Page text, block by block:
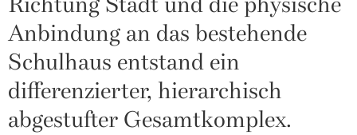
Anbindung an das bestehende
Schulhaus entstand ein
differenzierter, hierarchisch
abgestufter Gesamtkomplex.